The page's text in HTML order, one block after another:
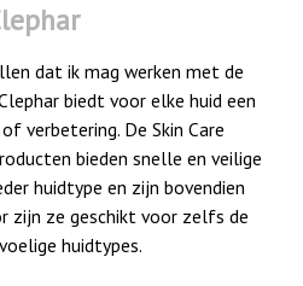
dat ik mag werken met de
biedt voor elke huid een
verbetering. De Skin Care
bieden snelle en veilige
huidtype en zijn bovendien
zijn ze geschikt voor zelfs de
huidtypes.